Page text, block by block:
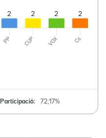
Participació: 72,17%